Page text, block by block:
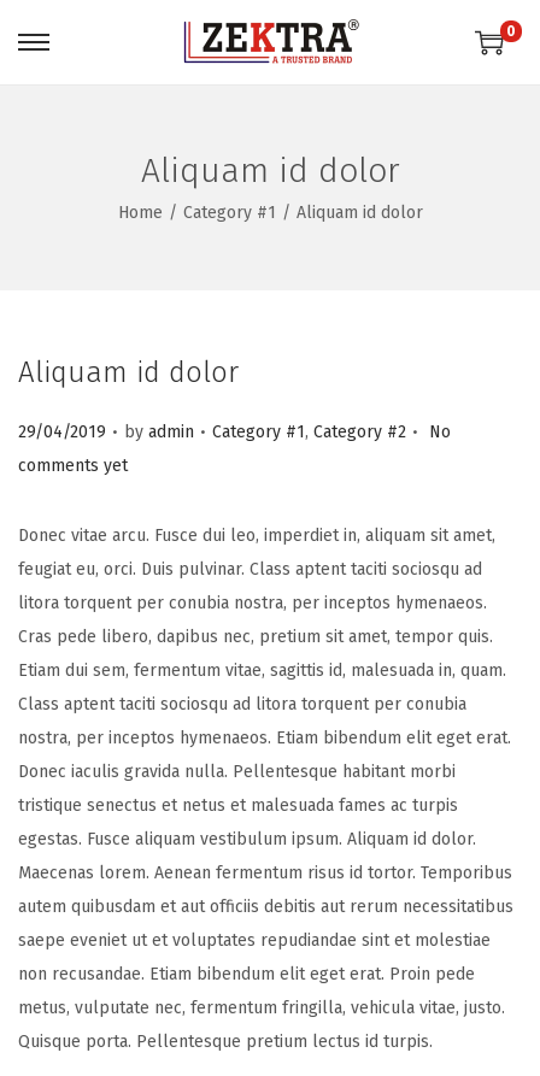
S
a
o
n
S
n
0
Aliquam id dolor
Home / Category #1 / Aliquam id dolor
Aliquam id dolor
P
o
t
e
d
o
n
29/04/2019 . by admin . P
t
e
d
i
n
Category #1, Category #2 .
No
comments yet
Donec vitae arcu. Fusce dui leo, imperdiet in, aliquam sit amet,
feugiat eu, orci. Duis pulvinar. Class aptent taciti sociosqu ad
litora torquent per conubia nostra, per inceptos hymenaeos.
Cras pede libero, dapibus nec, pretium sit amet, tempor quis.
Etiam dui sem, fermentum vitae, sagittis id, malesuada in, quam.
Class aptent taciti sociosqu ad litora torquent per conubia
nostra, per inceptos hymenaeos. Etiam bibendum elit eget erat.
Donec iaculis gravida nulla. Pellentesque habitant morbi
tristique senectus et netus et malesuada fames ac turpis
egestas. Fusce aliquam vestibulum ipsum. Aliquam id dolor.
Maecenas lorem. Aenean fermentum risus id tortor. Temporibus
autem quibusdam et aut officiis debitis aut rerum necessitatibus
saepe eveniet ut et voluptates repudiandae sint et molestiae
non recusandae. Etiam bibendum elit eget erat. Proin pede
metus, vulputate nec, fermentum fringilla, vehicula vitae, justo.
Quisque porta. Pellentesque pretium lectus id turpis.